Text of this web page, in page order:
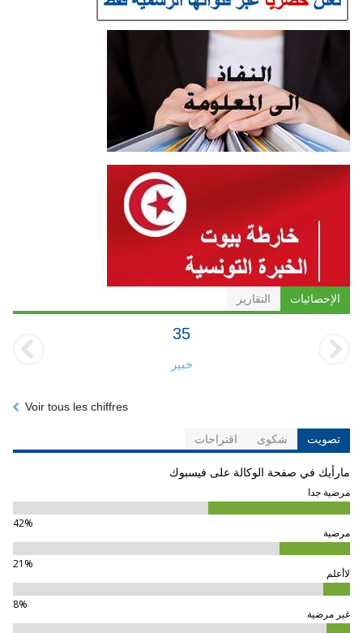
الإحصائيات التقارير
35
خبير
Voir tous les chiffres
تصويت شكوى اقتراحات
مارأيك في صفحة الوكالة على فيسبوك
مرضية جدا
42%
مرضية
21%
لاأعلم
8%
غير مرضية